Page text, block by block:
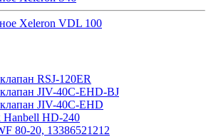
RSJ-120ER
JIV-40C-EHD-BJ
JIV-40C-EHD
HD-240
80-20, 13386521212